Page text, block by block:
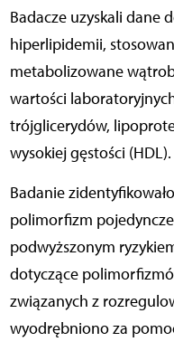
Badacze uzyskali dane
hiperlipidemii,
metabolizowane
wartości
trójglicerydów,
wysokiej gęstości (HDL).
Badanie
polimorfizm
podwyższonym
dotyczące
związanych z
wyodrębniono za